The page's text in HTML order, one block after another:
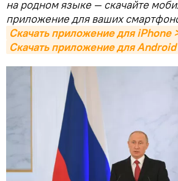
на родном языке — скачайте
приложение для ваших
Скачать приложение для iPhone
Скачать приложение для